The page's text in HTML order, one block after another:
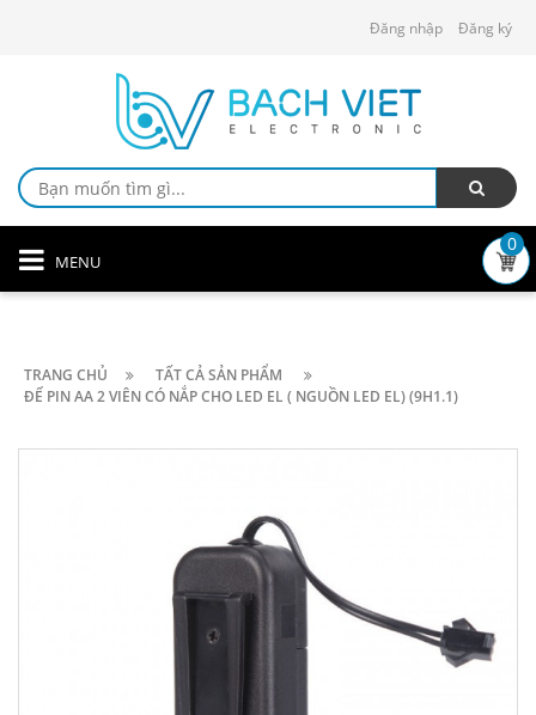
Đăng nhập Đăng ký
MENU
0
TRANG CHỦ
TẤT CẢ SẢN PHẨM
ĐẾ PIN AA 2 VIÊN CÓ NẮP CHO LED EL ( NGUỒN LED EL) (9H1.1)